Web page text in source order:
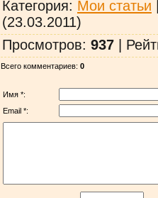
Категория: Мои статьи
(23.03.2011)
Просмотров: 937|
Всего комментариев: 0
Имя *:
Email *: